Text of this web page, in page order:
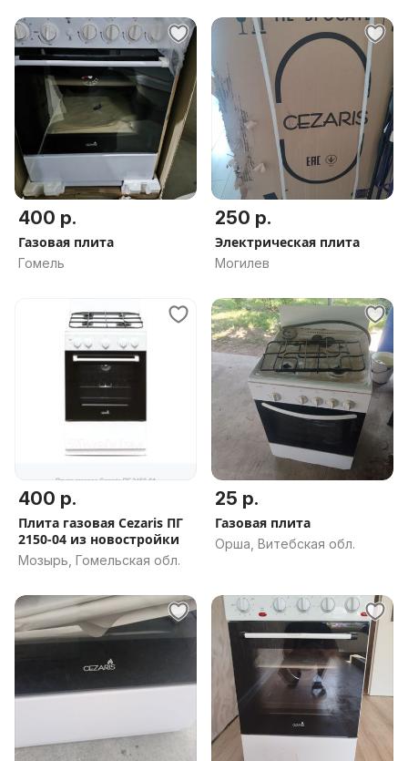
400 р.
Газовая плита
Гомель
250 р.
Электрическая плита
Могилев
400 р.
Плита газовая Cezaris ПГ
2150-04 из новостройки
Мозырь, Гомельская обл.
25 р.
Газовая плита
Орша, Витебская обл.